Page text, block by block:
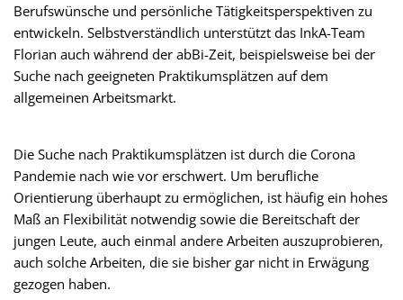
Berufswünsche und persönliche Tätigkeitsperspektiven zu
entwickeln. Selbstverständlich unterstützt das InkA-Team
Florian auch während der abBi-Zeit, beispielsweise bei der
Suche nach geeigneten Praktikumsplätzen auf dem
allgemeinen Arbeitsmarkt.
Die Suche nach Praktikumsplätzen ist durch die Corona
Pandemie nach wie vor erschwert. Um berufliche
Orientierung überhaupt zu ermöglichen, ist häufig ein hohes
Maß an Flexibilität notwendig sowie die Bereitschaft der
jungen Leute, auch einmal andere Arbeiten auszuprobieren,
auch solche Arbeiten, die sie bisher gar nicht in Erwägung
gezogen haben.